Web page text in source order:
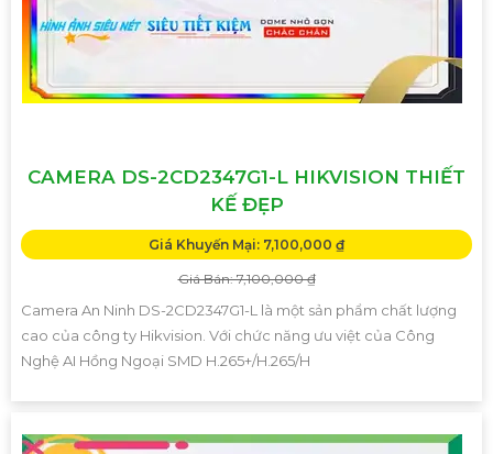
CAMERA DS-2CD2347G1-L HIKVISION THIẾT
KẾ ĐẸP
Giá Khuyến Mại: 7,100,000 ₫
Giá Bán: 7,100,000 ₫
Camera An Ninh DS-2CD2347G1-L là một sản phẩm chất lượng
cao của công ty Hikvision. Với chức năng ưu việt của Công
Nghệ AI Hồng Ngoại SMD H.265+/H.265/H